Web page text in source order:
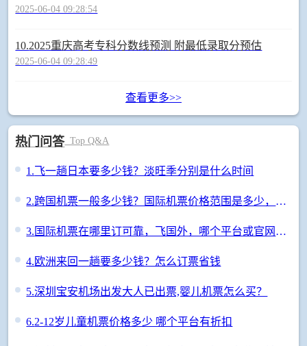
2025-06-04 09:28:54
10.2025重庆高考专科分数线预测 附最低录取分预估
2025-06-04 09:28:49
查看更多>>
热门问答Top Q&A
1.飞一趟日本要多少钱？淡旺季分别是什么时间
2.跨国机票一般多少钱？国际机票价格范围是多少，咋订便宜
3. 国际机票在哪里订可靠，飞国外，哪个平台或官网订票最放心？
4.欧洲来回一趟要多少钱？怎么订票省钱
5.深圳宝安机场出发大人已出票,婴儿机票怎么买？
6.2-12岁儿童机票价格多少 哪个平台有折扣